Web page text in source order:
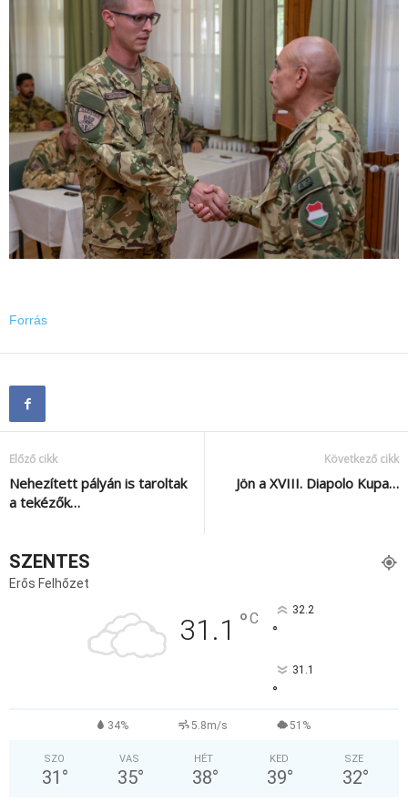
Forrás
Előző cikk
Nehezített pályán is taroltak
a tekézők…
Következő cikk
Jön a XVIII. Diapolo Kupa…
SZENTES
Erős Felhőzet
31.1 °C 32.2
°
31.1
°
34% 5.8m/s 51%
SZO
31 °
VAS
35°
HÉT
38°
KED
39°
SZE
32°